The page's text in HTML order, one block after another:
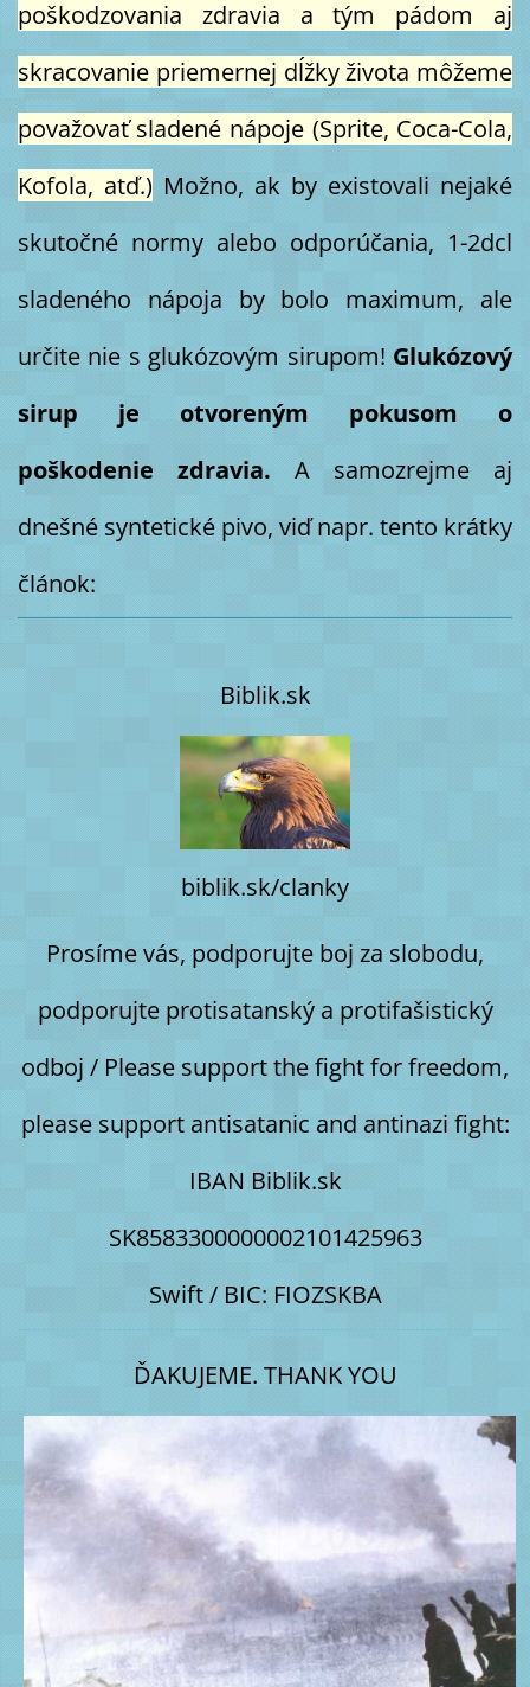
poškodzovania zdravia a tým pádom aj
skracovanie priemernej dĺžky života môžeme
považovať sladené nápoje (Sprite, Coca-Cola,
Kofola, atď.) Možno, ak by existovali nejaké
skutočné normy alebo odporúčania, 1-2dcl
sladeného nápoja by bolo maximum, ale
určite nie s glukózovým sirupom! Glukózový
sirup je otvoreným pokusom o
poškodenie zdravia. A samozrejme aj
dnešné syntetické pivo, viď napr. tento krátky
článok:
Biblik.sk
biblik.sk/clanky
Prosíme vás, podporujte boj za slobodu,
podporujte protisatanský a protifašistický
odboj / Please support the fight for freedom,
please support antisatanic and antinazi fight:
IBAN Biblik.sk
SK8583300000002101425963
Swift / BIC: FIOZSKBA
ĎAKUJEME. THANK YOU